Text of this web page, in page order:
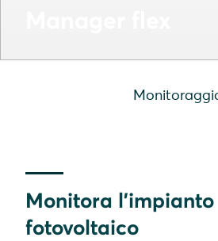
Monitora l'impianto
fotovoltaico